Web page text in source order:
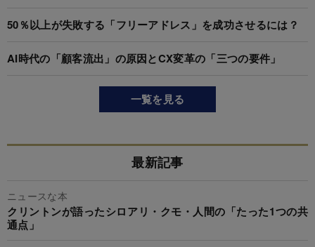
50％以上が失敗する「フリーアドレス」を成功させるには？
AI時代の「顧客流出」の原因とCX変革の「三つの要件」
一覧を見る
最新記事
ニュースな本
クリントンが語ったシロアリ・クモ・人間の「たった1つの共
通点」